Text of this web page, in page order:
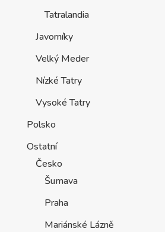
Tatralandia
Javorníky
Velký Meder
Nízké Tatry
Vysoké Tatry
Polsko
Ostatní
Česko
Šumava
Praha
Mariánské Lázně